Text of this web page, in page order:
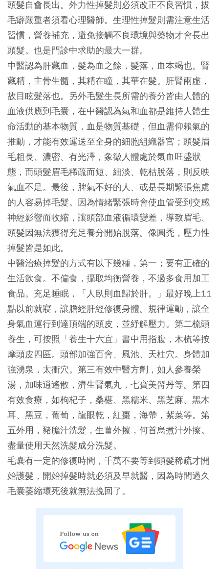
頭髮自會長出。外力性掉髮則必須改正不良習慣，拔
毛癖嚴重者須看心理醫師。生理性掉髮則需注意生活
習慣，營養補充，避免接觸不良環境與藥物才會長出
頭髮。也是門診中求助的最大一群。
中醫認為肝藏血，髮為血之餘，髮落，血本竭也。腎
藏精，主骨生髓，其精在瞳，其華在髮。肝腎兩虛，
故目眩髮落也。另外毛髮生長所需的養分皆由人體的
血液供應到毛囊，在中醫認為氣和血都是維持人體生
命活動的基本物質，血是物質基礎，但血需仰賴氣的
推動，才能有效運送至全身的細胞組織器官；頭髮眉
毛粗長、濃密、有光澤，象徵人體處於氣血旺盛狀
態，而頭髮眉毛稀疏而短、細淡、乾枯脫落，則反映
氣血不足。最後，脾氣不好的人、或是長期緊張焦慮
的人容易掉毛髮。因為情緒緊張時會使血管受到交感
神經影響而收縮，讓頭部血液循環變差，導致眉毛、
頭髮因無法獲得充足養分開始脫落。像圓禿，壓力性
掉髮皆是如此。
中醫治療掉髮的方式有以下幾種，第一；要有正確的
生活飲食。不偏食，攝取均衡營養，不過多食用加工
食品。充足睡眠，「人臥則血歸於肝。」最好晚上11
點以前就寢，讓膽經肝經修復身體。規律運動，讓全
身氣血運行到達頂端的頭皮，並紓解壓力。第二梳頭
養生，可按照「養生十六宜」書中用指腹，木梳等按
摩頭皮四區。頭部加強百會、風池、天柱穴。身體加
強湧泉，太衝穴。第三有效中醫方劑，如人參養榮
湯，加味逍遙散，濟生腎氣丸，七寶美髯丹等。第四
有效食療，如枸杞子，桑椹、黑糯米、黑芝麻、黑木
耳、黑豆，葡萄，龍眼乾，紅棗，海帶，紫菜等。第
五外用，豬膽汁洗髮，生薑外擦，何首烏煮汁外擦。
盡量使用天然洗髮成分洗髮。
毛囊有一定的修復時間，千萬不要等到頭髮稀疏才開
始護髮，開始掉髮時就必須及早就醫，因為時間過久
毛囊萎縮壞死後就無法挽回了。